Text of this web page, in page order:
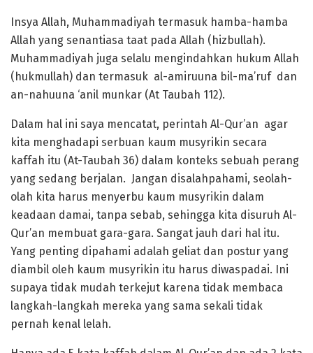
Insya Allah, Muhammadiyah termasuk hamba-hamba
Allah yang senantiasa taat pada Allah (hizbullah).
Muhammadiyah juga selalu mengindahkan hukum Allah
(hukmullah) dan termasuk al-amiruuna bil-ma’ruf dan
an-nahuuna ‘anil munkar (At Taubah 112).
Dalam hal ini saya mencatat, perintah Al-Qur’an agar
kita menghadapi serbuan kaum musyrikin secara
kaffah itu (At-Taubah 36) dalam konteks sebuah perang
yang sedang berjalan. Jangan disalahpahami, seolah-
olah kita harus menyerbu kaum musyrikin dalam
keadaan damai, tanpa sebab, sehingga kita disuruh Al-
Qur’an membuat gara-gara. Sangat jauh dari hal itu.
Yang penting dipahami adalah geliat dan postur yang
diambil oleh kaum musyrikin itu harus diwaspadai. Ini
supaya tidak mudah terkejut karena tidak membaca
langkah-langkah mereka yang sama sekali tidak
pernah kenal lelah.